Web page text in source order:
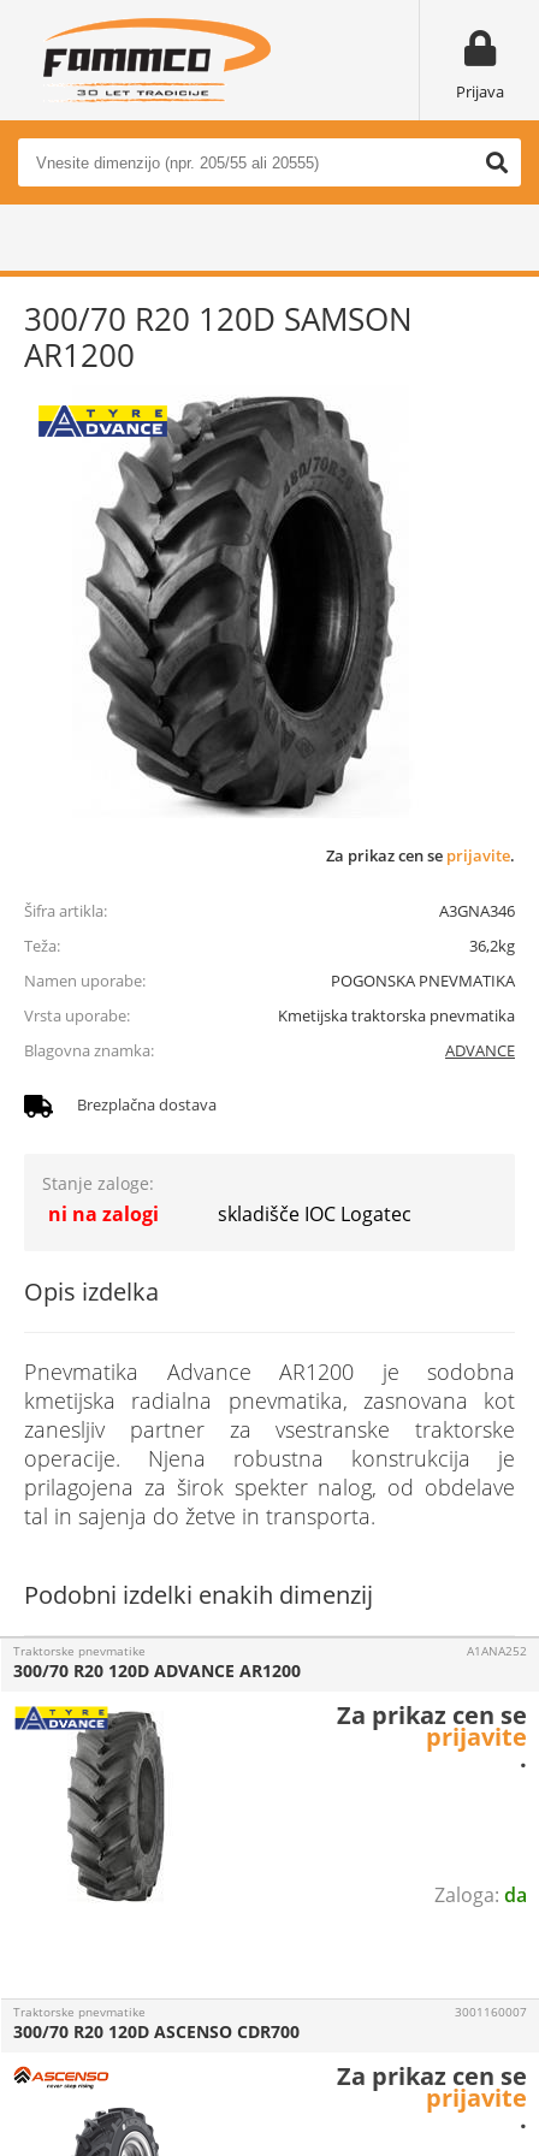
Prijava
300/70 R20 120D SAMSON
AR1200
Za prikaz cen se prijavite.
Šifra artikla:
A3GNA346
Teža:
36,2kg
Namen uporabe:
POGONSKA PNEVMATIKA
Vrsta uporabe:
Kmetijska traktorska pnevmatika
Blagovna znamka:
ADVANCE
Brezplačna dostava
Stanje zaloge:
ni na zalogi skladišče IOC Logatec
Opis izdelka
Pnevmatika Advance AR1200 je sodobna
kmetijska radialna pnevmatika, zasnovana kot
zanesljiv partner za vsestranske traktorske
operacije. Njena robustna konstrukcija je
prilagojena za širok spekter nalog, od obdelave
tal in sajenja do žetve in transporta.
Podobni izdelki enakih dimenzij
da
Traktorske pnevmatike
300/70 R20 120D ADVANCE AR1200
A1ANA252
Za prikaz cen se
prijavite
.
Traktorske pnevmatike
300/70 R20 120D ASCENSO CDR700
3001160007
Za prikaz cen se
prijavite
.